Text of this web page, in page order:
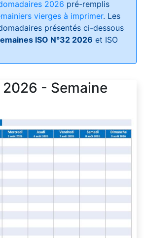
2026 pré-remplis
vierges à imprimer. Les
présentés ci-dessous
ISO N°32 2026 et ISO
- Semaine